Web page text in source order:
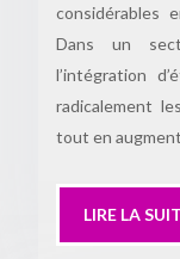
considérables
Dans un
l’intégration
radicalement
tout en
LIRE LA